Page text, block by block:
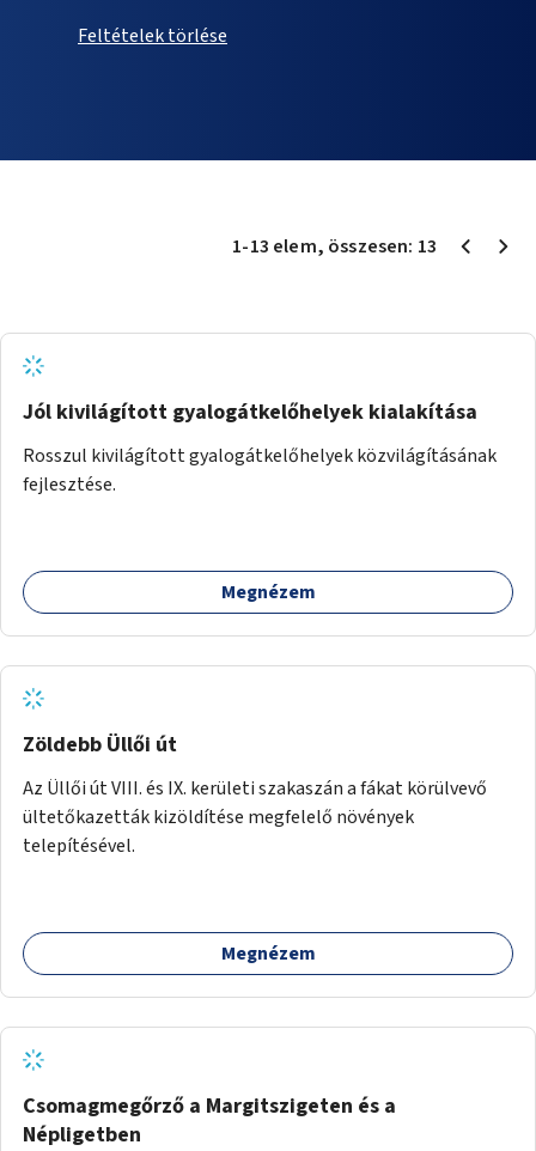
Feltételek törlése
1-13 elem, összesen: 13
Jól kivilágított gyalogátkelőhelyek kialakítása
Rosszul kivilágított gyalogátkelőhelyek közvilágításának
fejlesztése.
Megnézem
Zöldebb Üllői út
Az Üllői út VIII. és IX. kerületi szakaszán a fákat körülvevő
ültetőkazetták kizöldítése megfelelő növények
telepítésével.
Megnézem
Csomagmegőrző a Margitszigeten és a
Népligetben